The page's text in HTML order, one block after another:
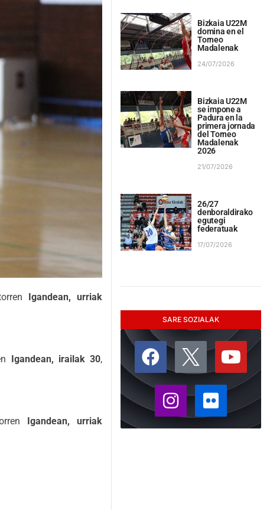
Igandean, urriak
Igandean, irailak 30,
Igandean, urriak
Bizkaia U22M
domina en el
Torneo
Madalenak
24/07/2026
Bizkaia U22M
se impone a
Padura en la
primera jornada
del Torneo
Madalenak
2026
21/07/2026
26/27
denboraldirako
egutegi
federatuak
17/07/2026
SARE SOZIALAK